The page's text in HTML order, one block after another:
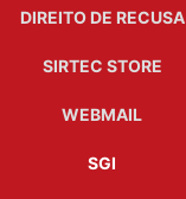
DIREITO DE RECUSA
SIRTEC STORE
WEBMAIL
SGI